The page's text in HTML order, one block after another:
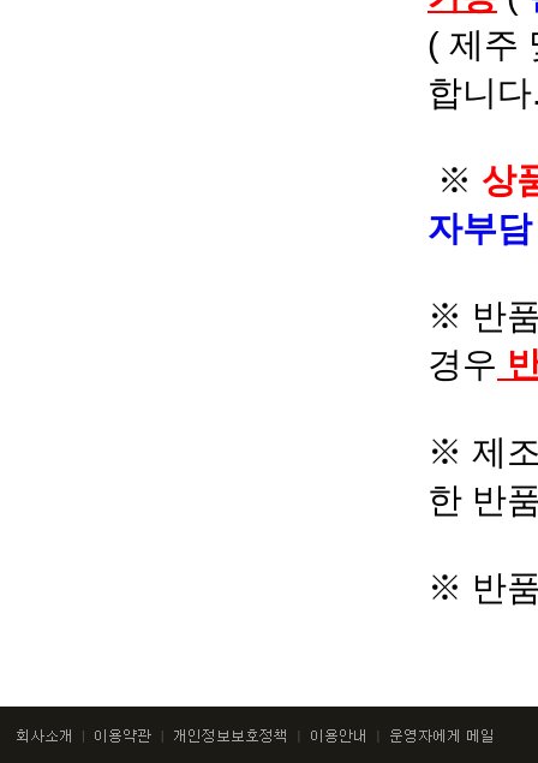
( 제주
합니
※ 상
자부
※ 반
경우
※ 제
한 반
※ 반